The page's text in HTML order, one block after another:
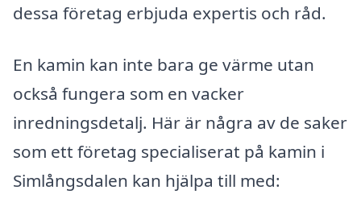
dessa företag erbjuda expertis och råd.
En kamin kan inte bara ge värme utan
också fungera som en vacker
inredningsdetalj. Här är några av de saker
som ett företag specialiserat på kamin i
Simlångsdalen kan hjälpa till med: